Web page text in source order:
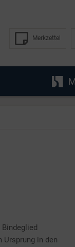
Merkzettel
Ursprung in den